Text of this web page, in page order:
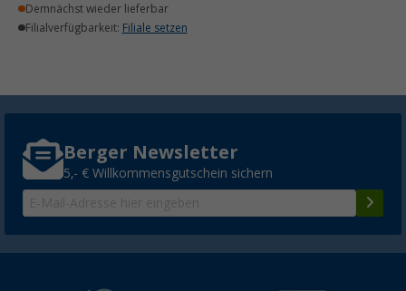
Demnächst wieder lieferbar
Filialverfügbarkeit: Filiale setzen
Berger Newsletter
5,- € Willkommensgutschein sichern